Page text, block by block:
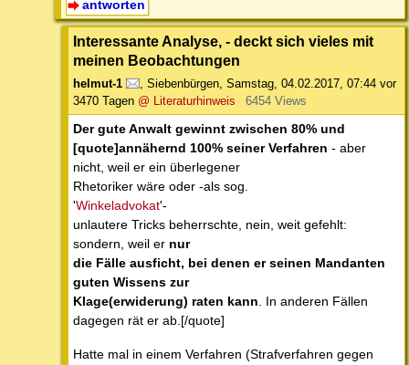
antworten
Interessante Analyse, - deckt sich vieles mit
meinen Beobachtungen
helmut-1 , Siebenbürgen, Samstag, 04.02.2017, 07:44 vor
3470 Tagen @ Literaturhinweis 6454 Views
Der gute Anwalt gewinnt zwischen 80% und
[quote]annähernd 100% seiner Verfahren - aber
nicht, weil er ein überlegener
Rhetoriker wäre oder -als sog.
'Winkeladvokat'-
unlautere Tricks beherrschte, nein, weit gefehlt:
sondern, weil er nur
die Fälle ausficht, bei denen er seinen Mandanten
guten Wissens zur
Klage(erwiderung) raten kann. In anderen Fällen
dagegen rät er ab.[/quote]
Hatte mal in einem Verfahren (Strafverfahren gegen